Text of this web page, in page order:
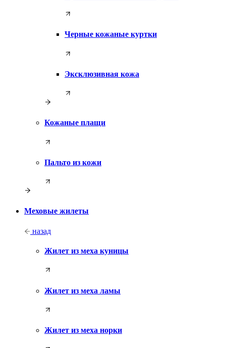
Черные кожаные куртки
Эксклюзивная кожа
Кожаные плащи
Пальто из кожи
Меховые жилеты
назад
Жилет из меха куницы
Жилет из меха ламы
Жилет из меха норки